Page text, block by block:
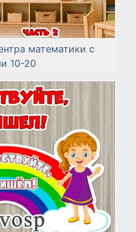
математики с
10-20